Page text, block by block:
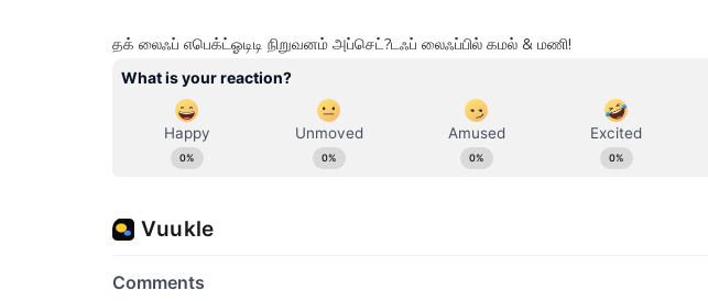
தக் லைஃப் எபெக்ட்ஓடிடி நிறுவனம் அப்செட்?டஃப் லைஃப்பில் கமல் & மணி!